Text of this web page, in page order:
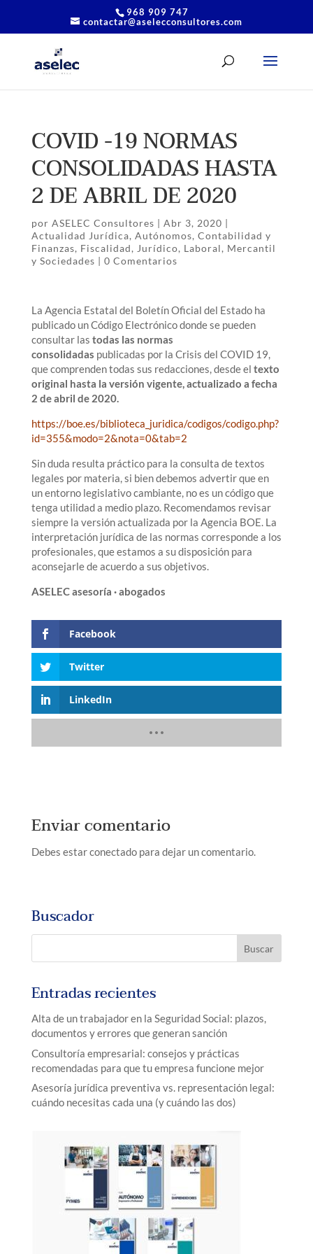
968 909 747
contactar@aselecconsultores.com
COVID -19 NORMAS
CONSOLIDADAS HASTA
2 DE ABRIL DE 2020
por ASELEC Consultores | Abr 3, 2020 |
Actualidad Jurídica, Autónomos, Contabilidad y
Finanzas, Fiscalidad, Jurídico, Laboral, Mercantil
y Sociedades | 0 Comentarios
La Agencia Estatal del Boletín Oficial del Estado ha
publicado un Código Electrónico donde se pueden
consultar las todas las normas
consolidadas publicadas por la Crisis del COVID 19,
que comprenden todas sus redacciones, desde el texto
original hasta la versión vigente, actualizado a fecha
2 de abril de 2020.
https://boe.es/biblioteca_juridica/codigos/codigo.php?
id=355&modo=2&nota=0&tab=2
Sin duda resulta práctico para la consulta de textos
legales por materia, si bien debemos advertir que en
un entorno legislativo cambiante, no es un código que
tenga utilidad a medio plazo. Recomendamos revisar
siempre la versión actualizada por la Agencia BOE. La
interpretación jurídica de las normas corresponde a los
profesionales, que estamos a su disposición para
aconsejarle de acuerdo a sus objetivos.
ASELEC asesoría · abogados
Facebook
Twitter
LinkedIn
Enviar comentario
Debes estar conectado para dejar un comentario.
Buscador
Entradas recientes
Alta de un trabajador en la Seguridad Social: plazos,
documentos y errores que generan sanción
Consultoría empresarial: consejos y prácticas
recomendadas para que tu empresa funcione mejor
Asesoría jurídica preventiva vs. representación legal:
cuándo necesitas cada una (y cuándo las dos)